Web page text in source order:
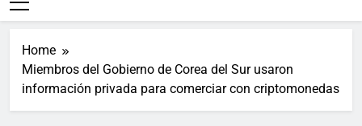
Home
Miembros del Gobierno de Corea del Sur usaron
información privada para comerciar con criptomonedas